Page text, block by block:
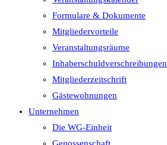
Formulare & Dokumente
Mitgliedervorteile
Veranstaltungsräume
Inhaberschuld­verschreibungen
Mitgliederzeitschrift
Gästewohnungen
Unternehmen
Die WG-Einheit